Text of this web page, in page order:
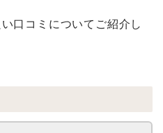
口コミについてご紹介し